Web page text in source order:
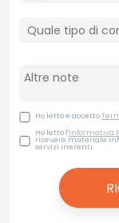
Ho letto e accetto
Ho letto l'Informativa
ricevere materiale
servizi inerenti